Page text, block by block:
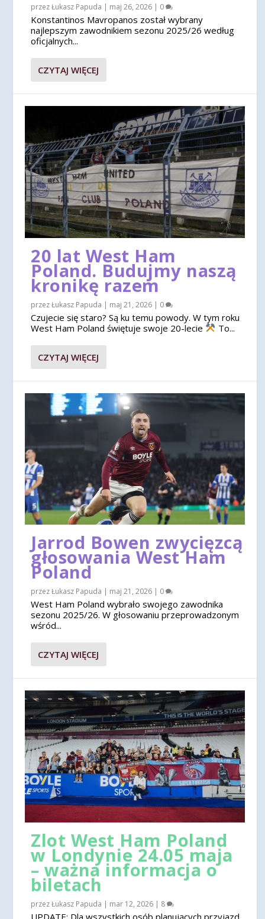
przezŁukasz Papuda | maj 26, 2026 | 0
Konstantinos Mavropanos został wybrany
najlepszym zawodnikiem sezonu 2025/26 według
oficjalnych...
CZYTAJ WIĘCEJ
20 lat West Ham
Poland. Budujmy naszą
kronikę razem
przezŁukasz Papuda | maj 21, 2026 | 0
Czujecie się staro? Są ku temu powody. W tym roku
West Ham Poland świętuje swoje 20-lecie
To...
CZYTAJ WIĘCEJ
Jarrod Bowen zwycięzcą
głosowania West Ham
Poland
przezŁukasz Papuda | maj 21, 2026 | 0
West Ham Poland wybrało swojego zawodnika
sezonu 2025/26. W głosowaniu przeprowadzonym
wśród...
CZYTAJ WIĘCEJ
Zlot West Ham Poland
w Londynie 24.05 maja
– ważna informacja o
biletach
przezŁukasz Papuda | mar 12, 2026 | 8
UPDATE: Dla wszystkich osób planujących przyjazd